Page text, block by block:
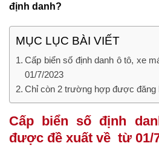
định danh?
MỤC LỤC BÀI VIẾT
Cấp biển số định danh ô tô, xe
01/7/2023
Chỉ còn 2 trường hợp được đăng
Cấp biển số định
được ​đề xuất về từ 01/